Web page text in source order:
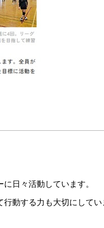
日々活動しています。
動する力も大切にしてい